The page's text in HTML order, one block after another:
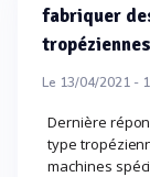
fabriquer
Le 13/04/2021 - 1
Dernière
type
machines